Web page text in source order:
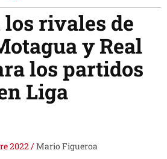
rivales de
y Real
los partidos
Liga
2022/Mario Figueroa